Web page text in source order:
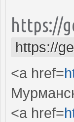
https://
https://
<a href=
<a href=